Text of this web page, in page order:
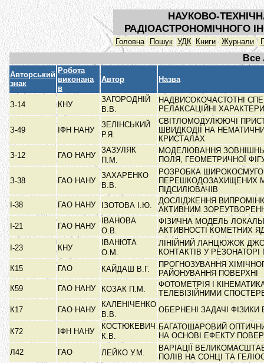
НАУКОВО-
РАДІОАСТРОНОМІЧНОГО
Головна Пошук УДК Книги Журнали
Все
Авторський
знак
Робота
виконана
в
Автор Назва
З-14 КНУ
ЗАГОРОДНІЙ
В.В.
НАДВИСОКОЧАСТОТНІ
РЕЛАКСАЦІЙНІ
З-49 ІФН НАНУ
ЗЕЛІНСЬКИЙ
Р.Я.
СВІТЛОМОДУЛЮЮЧІ
ШВИДКОДІЇ НА
КРИСТАЛАХ
З-12
ГАО НАНУ
ЗАЗУЛЯК
П.М.
МОДЕЛЮВАННЯ
ПОЛЯ, ГЕОМЕТРИЧНОЇ
З-38 ГАО НАНУ
ЗАХАРЕНКО
В.В.
РОЗРОБКА
ПЕРЕШКОДОЗАХИЩЕНИХ
ПІДСИЛЮВАЧІВ
І-38
ГАО НАНУ ІЗОТОВА І.Ю.
ДОСЛІДЖЕННЯ
АКТИВНИМ
І-21
ГАО НАНУ
ІВАНОВА
О.В.
ФІЗИЧНА МОДЕЛЬ
АКТИВНОСТІ КОМЕТНИХ
І-23
КНУ
ІВАНЮТА
О.М.
ЛІНІЙНИЙ ЛАНЦЮЖОК
КОНТАКТІВ У
К15
ГАО КАЙДАШ В.Г.
ПРОГНОЗУВАННЯ
РАЙОНУВАННЯ ПОВЕРХНІ
К59
ГАО НАНУ КОЗАК П.М.
ФОТОМЕТРІЯ І
ТЕЛЕВІЗІЙНИМИ
К17
ГАО НАНУ
КАЛЕНІЧЕНКО
В.В.
ОБЕРНЕНІ ЗАДАЧІ ФІЗИКИ
К72 ІФН НАНУ
КОСТЮКЕВИЧ
К.В.
БАГАТОШАРОВИЙ
НА ОСНОВІ ЕФЕКТУ
Л42
ГАО ЛЕЙКО У.М.
ВАРІАЦІЇ
ПОЛІВ НА СОНЦІ ТА